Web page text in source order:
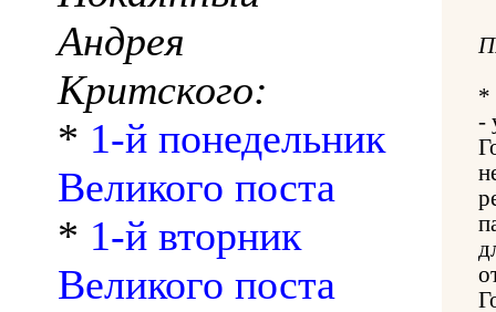
Андрея
Критского:
* 1-й понедельник
Великого поста
* 1-й вторник
Великого поста
*
-